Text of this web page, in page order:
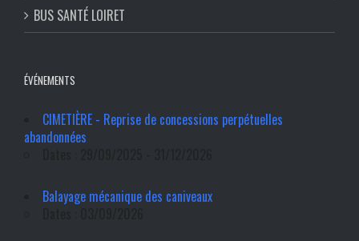
BUS SANTÉ LOIRET
ÉVÉNEMENTS
CIMETIÈRE - Reprise de concessions perpétuelles
abandonnées
Balayage mécanique des caniveaux